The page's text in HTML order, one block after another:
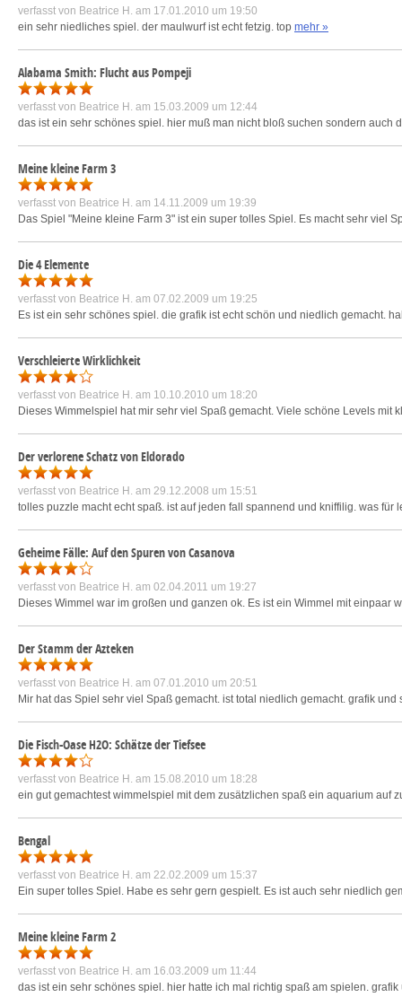
verfasst von Beatrice H. am 17.01.2010 um 19:50
ein sehr niedliches spiel. der maulwurf ist echt fetzig. top mehr »
Alabama Smith: Flucht aus Pompeji
verfasst von Beatrice H. am 15.03.2009 um 12:44
das ist ein sehr schönes spiel. hier muß man nicht bloß suchen sondern auch
Meine kleine Farm 3
verfasst von Beatrice H. am 14.11.2009 um 19:39
Das Spiel "Meine kleine Farm 3" ist ein super tolles Spiel. Es macht sehr viel
Die 4 Elemente
verfasst von Beatrice H. am 07.02.2009 um 19:25
Es ist ein sehr schönes spiel. die grafik ist echt schön und niedlich gemacht.
Verschleierte Wirklichkeit
verfasst von Beatrice H. am 10.10.2010 um 18:20
Dieses Wimmelspiel hat mir sehr viel Spaß gemacht. Viele schöne Levels
Der verlorene Schatz von Eldorado
verfasst von Beatrice H. am 29.12.2008 um 15:51
tolles puzzle macht echt spaß. ist auf jeden fall spannend und kniffilig. was
Geheime Fälle: Auf den Spuren von Casanova
verfasst von Beatrice H. am 02.04.2011 um 19:27
Dieses Wimmel war im großen und ganzen ok. Es ist ein Wimmel mit
Der Stamm der Azteken
verfasst von Beatrice H. am 07.01.2010 um 20:51
Mir hat das Spiel sehr viel Spaß gemacht. ist total niedlich gemacht. grafik
Die Fisch-Oase H2O: Schätze der Tiefsee
verfasst von Beatrice H. am 15.08.2010 um 18:28
ein gut gemachtest wimmelspiel mit dem zusätzlichen spaß ein aquarium auf
Bengal
verfasst von Beatrice H. am 22.02.2009 um 15:37
Ein super tolles Spiel. Habe es sehr gern gespielt. Es ist auch sehr niedlich
Meine kleine Farm 2
verfasst von Beatrice H. am 16.03.2009 um 11:44
das ist ein sehr schönes spiel. hier hatte ich mal richtig spaß am spielen.